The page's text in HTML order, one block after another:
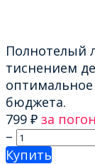
Полнотелый
тиснением
бюджета.
799 ₽ за
–
Купить